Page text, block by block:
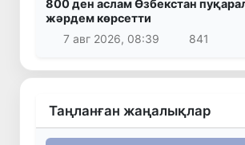
800 ден аслам Өзбекстан
жәрдем көрсетти
7 авг 2026, 08:39
841
Таңланған жаңалықлар